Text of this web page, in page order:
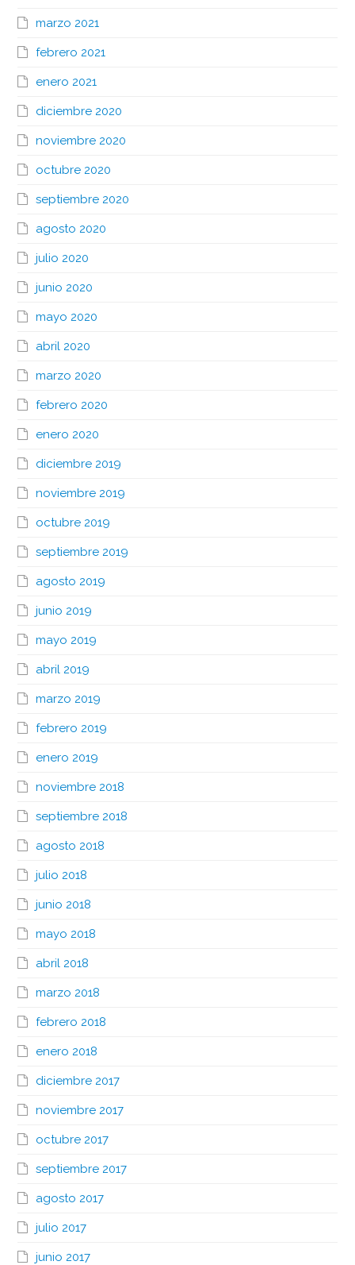
marzo 2021
febrero 2021
enero 2021
diciembre 2020
noviembre 2020
octubre 2020
septiembre 2020
agosto 2020
julio 2020
junio 2020
mayo 2020
abril 2020
marzo 2020
febrero 2020
enero 2020
diciembre 2019
noviembre 2019
octubre 2019
septiembre 2019
agosto 2019
junio 2019
mayo 2019
abril 2019
marzo 2019
febrero 2019
enero 2019
noviembre 2018
septiembre 2018
agosto 2018
julio 2018
junio 2018
mayo 2018
abril 2018
marzo 2018
febrero 2018
enero 2018
diciembre 2017
noviembre 2017
octubre 2017
septiembre 2017
agosto 2017
julio 2017
junio 2017